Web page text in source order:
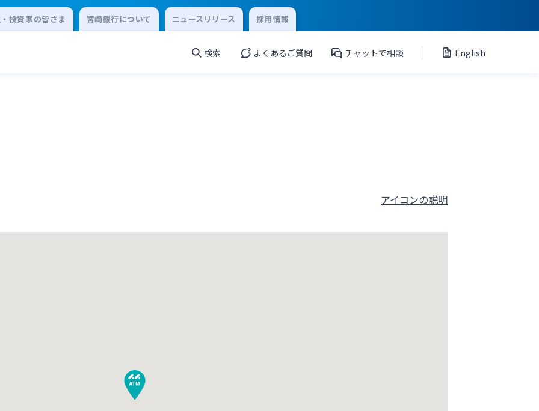
投資家の皆さま 宮崎銀行について ニュースリリース 採用情報
検索 よくあるご質問 チャットで相談 English
アイコンの説明